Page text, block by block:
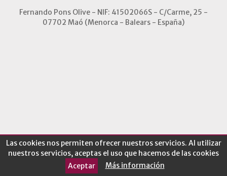
Fernando Pons Olive - NIF: 41502066S - C/Carme, 25 -
07702 Maó (Menorca - Balears - España)
Las cookies nos permiten ofrecer nuestros servicios. Al utilizar
nuestros servicios, aceptas el uso que hacemos de las cookies
Aceptar
Más información